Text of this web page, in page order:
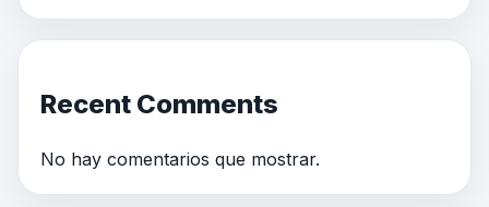
Recent Comments
No hay comentarios que mostrar.